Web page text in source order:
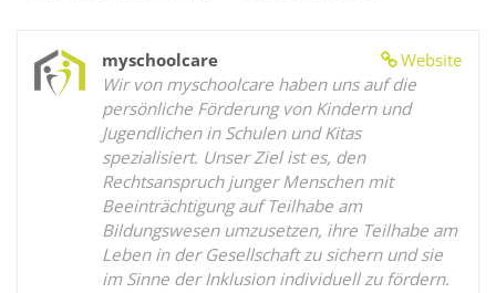
Website
myschoolcare
Wir von myschoolcare haben uns auf die
persönliche Förderung von Kindern und
Jugendlichen in Schulen und Kitas
spezialisiert. Unser Ziel ist es, den
Rechtsanspruch junger Menschen mit
Beeinträchtigung auf Teilhabe am
Bildungswesen umzusetzen, ihre Teilhabe am
Leben in der Gesellschaft zu sichern und sie
im Sinne der Inklusion individuell zu fördern.